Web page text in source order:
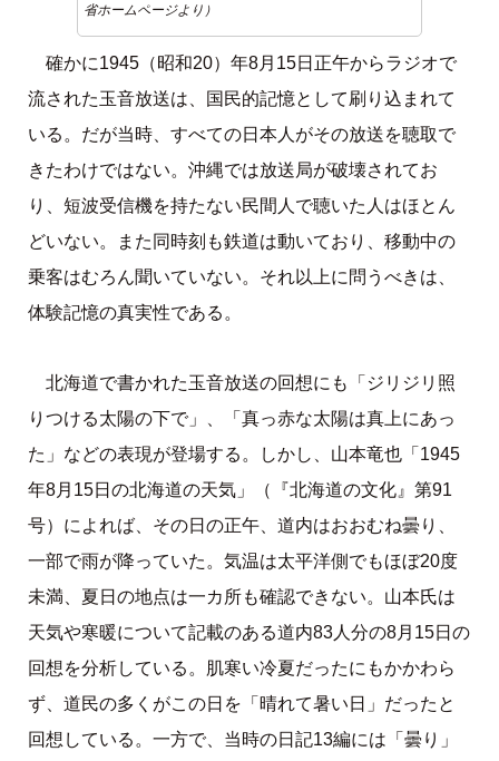
省ホームページより）
確かに1945（昭和20）年8月15日正午からラジオで
流された玉音放送は、国民的記憶として刷り込まれて
いる。だが当時、すべての日本人がその放送を聴取で
きたわけではない。沖縄では放送局が破壊されてお
り、短波受信機を持たない民間人で聴いた人はほとん
どいない。また同時刻も鉄道は動いており、移動中の
乗客はむろん聞いていない。それ以上に問うべきは、
体験記憶の真実性である。
北海道で書かれた玉音放送の回想にも「ジリジリ照
りつける太陽の下で」、「真っ赤な太陽は真上にあっ
た」などの表現が登場する。しかし、山本竜也「1945
年8月15日の北海道の天気」（『北海道の文化』第91
号）によれば、その日の正午、道内はおおむね曇り、
一部で雨が降っていた。気温は太平洋側でもほぼ20度
未満、夏日の地点は一カ所も確認できない。山本氏は
天気や寒暖について記載のある道内83人分の8月15日の
回想を分析している。肌寒い冷夏だったにもかかわら
ず、道民の多くがこの日を「晴れて暑い日」だったと
回想している。一方で、当時の日記13編には「曇り」